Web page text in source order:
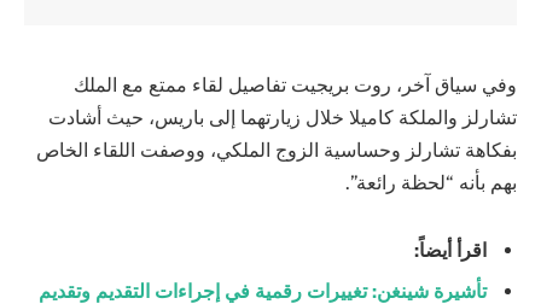
وفي سياق آخر، روت بريجيت تفاصيل لقاء ممتع مع الملك
تشارلز والملكة كاميلا خلال زيارتهما إلى باريس، حيث أشادت
بفكاهة تشارلز وحساسية الزوج الملكي، ووصفت اللقاء الخاص
بهم بأنه “لحظة رائعة”.
اقرأ أيضاً:
تأشيرة شينغن: تغييرات رقمية في إجراءات التقديم وتقديم